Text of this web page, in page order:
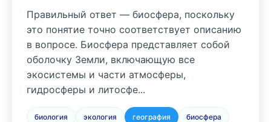
Правильный ответ — биосфера, поскольку
это понятие точно соответствует описанию
в вопросе. Биосфера представляет собой
оболочку Земли, включающую все
экосистемы и части атмосферы,
гидросферы и литосфе...
биология экология география биосфера